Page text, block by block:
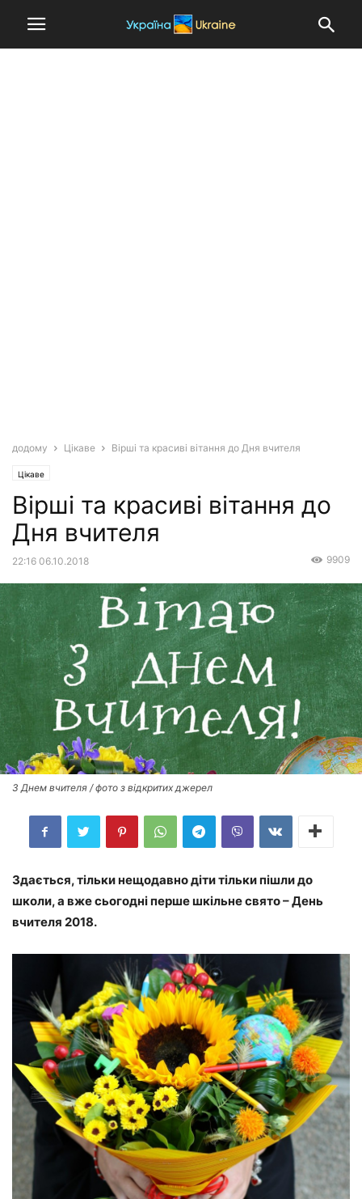
додому Цікаве Вірші та красиві вітання до Дня вчителя
Цікаве
Вірші та красиві вітання до
Дня вчителя
22:16 06.10.2018 9909
З Днем вчителя / фото з відкритих джерел
Здається, тільки нещодавно діти тільки пішли до
школи, а вже сьогодні перше шкільне свято – День
вчителя 2018.